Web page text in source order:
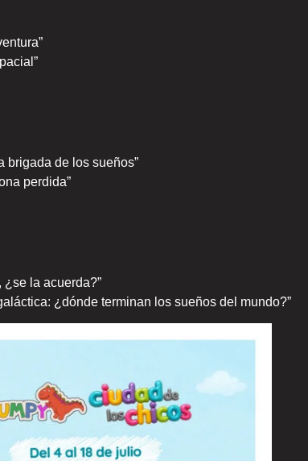
brigada de los sueños”
perdida”
la acuerda?”
¿dónde terminan los sueños del mundo?”